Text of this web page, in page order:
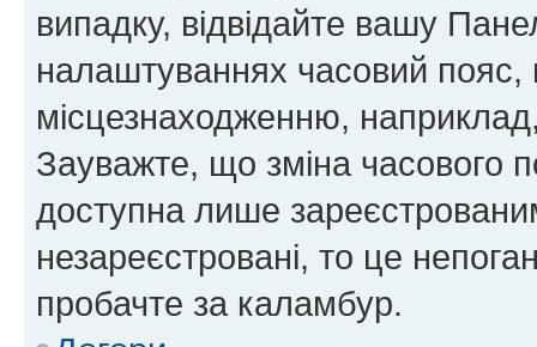
випадку, відвідайте вашу
налаштуваннях часовий пояс,
місцезнаходженню,
Зауважте, що зміна часового
доступна лише
незареєстровані, то це
пробачте за каламбур.